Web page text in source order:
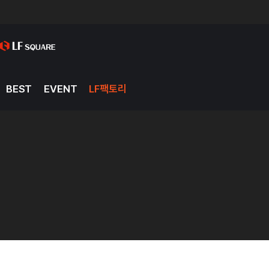
BEST EVENT LF팩토리